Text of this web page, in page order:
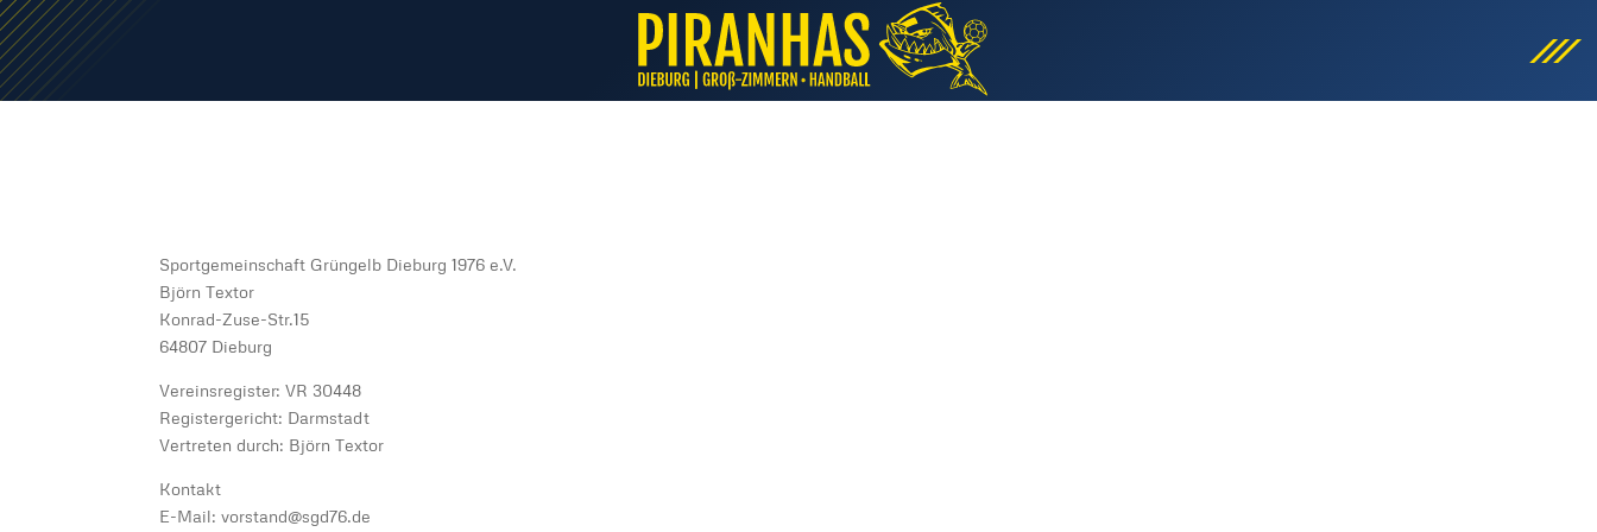
Sportgemeinschaft Grüngelb Dieburg 1976 e.V.
Björn Textor
Konrad-Zuse-Str.15
64807 Dieburg
Vereinsregister: VR 30448
Registergericht: Darmstadt
Vertreten durch: Björn Textor
Kontakt
E-Mail: vorstand@sgd76.de